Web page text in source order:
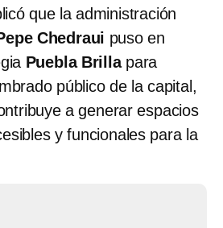
que la administración
Chedraui puso en
Puebla Brillapara
público de la capital,
a generar espacios
y funcionales para la